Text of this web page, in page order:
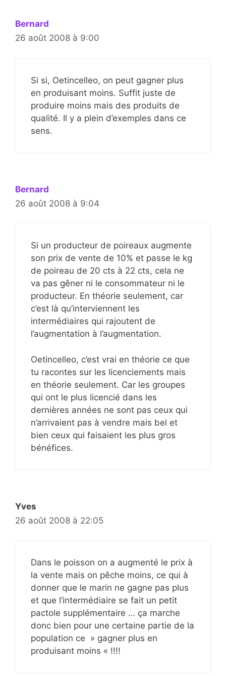
Bernard
26 août 2008 à 9:00
Si si, Oetincelleo, on peut gagner plus
en produisant moins. Suffit juste de
produire moins mais des produits de
qualité. Il y a plein d’exemples dans ce
sens.
Bernard
26 août 2008 à 9:04
Si un producteur de poireaux augmente
son prix de vente de 10% et passe le kg
de poireau de 20 cts à 22 cts, cela ne
va pas gêner ni le consommateur ni le
producteur. En théorie seulement, car
c’est là qu’interviennent les
intermédiaires qui rajoutent de
l’augmentation à l’augmentation.
Oetincelleo, c’est vrai en théorie ce que
tu racontes sur les licenciements mais
en théorie seulement. Car les groupes
qui ont le plus licencié dans les
dernières années ne sont pas ceux qui
n’arrivaient pas à vendre mais bel et
bien ceux qui faisaient les plus gros
bénéfices.
Yves
26 août 2008 à 22:05
Dans le poisson on a augmenté le prix à
la vente mais on pêche moins, ce qui à
donner que le marin ne gagne pas plus
et que l’intermédiaire se fait un petit
pactole supplémentaire … ça marche
donc bien pour une certaine partie de la
population ce » gagner plus en
produisant moins « !!!!